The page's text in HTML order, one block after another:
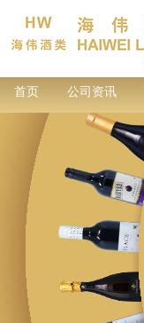
首页 公司资讯